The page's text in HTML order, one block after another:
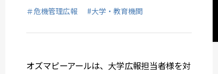
＃危機管理広報 #大学・教育機関
オズマピーアールは、大学広報担当者様を対